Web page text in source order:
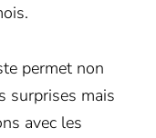
permet non
surprises mais
avec les